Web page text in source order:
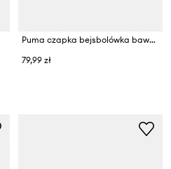
Puma czapka bejsbolówka bawełniana
79,99 zł